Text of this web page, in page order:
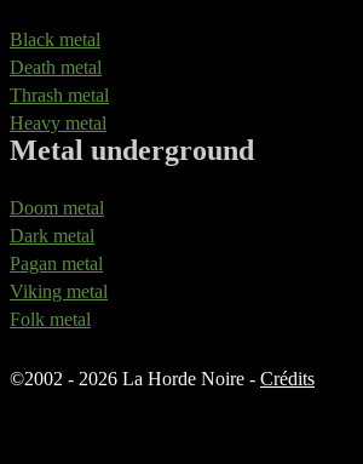
Black metal
Death metal
Thrash metal
Heavy metal
Metal underground
Doom metal
Dark metal
Pagan metal
Viking metal
Folk metal
©2002 - 2026 La Horde Noire - Crédits